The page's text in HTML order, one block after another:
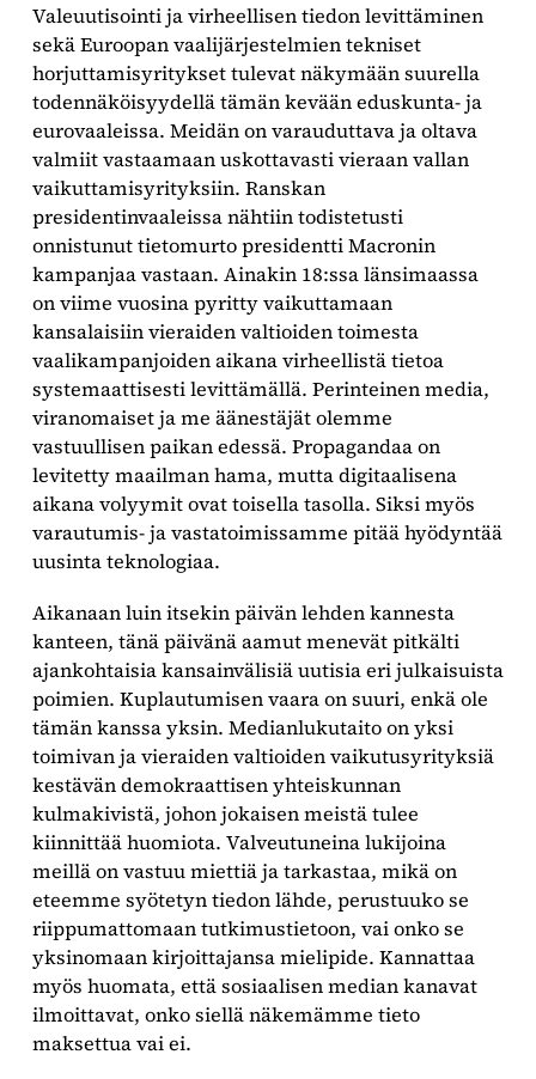
Valeuutisointi ja virheellisen tiedon levittäminen
sekä Euroopan vaalijärjestelmien tekniset
horjuttamisyritykset tulevat näkymään suurella
todennäköisyydellä tämän kevään eduskunta- ja
eurovaaleissa. Meidän on varauduttava ja oltava
valmiit vastaamaan uskottavasti vieraan vallan
vaikuttamisyrityksiin. Ranskan
presidentinvaaleissa nähtiin todistetusti
onnistunut tietomurto presidentti Macronin
kampanjaa vastaan. Ainakin 18:ssa länsimaassa
on viime vuosina pyritty vaikuttamaan
kansalaisiin vieraiden valtioiden toimesta
vaalikampanjoiden aikana virheellistä tietoa
systemaattisesti levittämällä. Perinteinen media,
viranomaiset ja me äänestäjät olemme
vastuullisen paikan edessä. Propagandaa on
levitetty maailman hama, mutta digitaalisena
aikana volyymit ovat toisella tasolla. Siksi myös
varautumis- ja vastatoimissamme pitää hyödyntää
uusinta teknologiaa.
Aikanaan luin itsekin päivän lehden kannesta
kanteen, tänä päivänä aamut menevät pitkälti
ajankohtaisia kansainvälisiä uutisia eri julkaisuista
poimien. Kuplautumisen vaara on suuri, enkä ole
tämän kanssa yksin. Medianlukutaito on yksi
toimivan ja vieraiden valtioiden vaikutusyrityksiä
kestävän demokraattisen yhteiskunnan
kulmakivistä, johon jokaisen meistä tulee
kiinnittää huomiota. Valveutuneina lukijoina
meillä on vastuu miettiä ja tarkastaa, mikä on
eteemme syötetyn tiedon lähde, perustuuko se
riippumattomaan tutkimustietoon, vai onko se
yksinomaan kirjoittajansa mielipide. Kannattaa
myös huomata, että sosiaalisen median kanavat
ilmoittavat, onko siellä näkemämme tieto
maksettua vai ei.